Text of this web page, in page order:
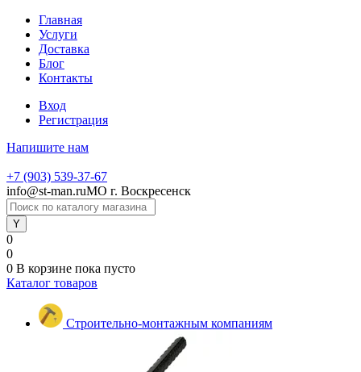
Главная
Услуги
Доставка
Блог
Контакты
Вход
Регистрация
Напишите нам
+7 (903) 539-37-67
info@st-man.ruМО г. Воскресенск
0
0
0 В корзине пока пусто
Каталог товаров
Строительно-монтажным компаниям